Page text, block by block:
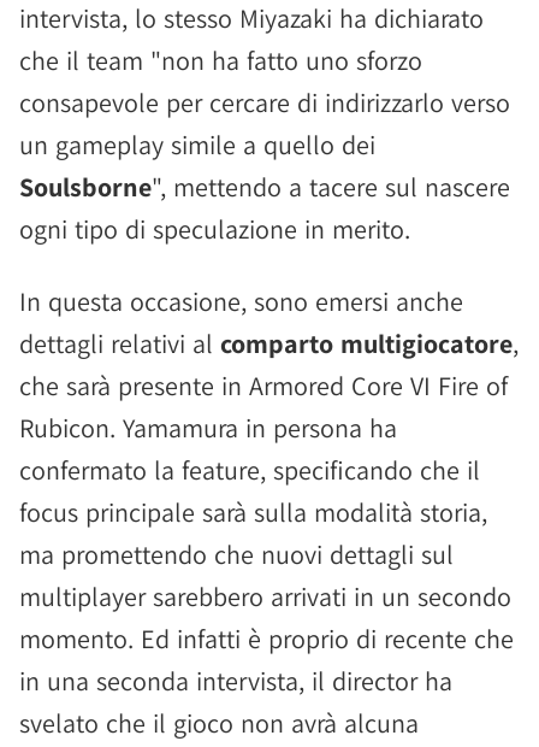
intervista, lo stesso Miyazaki ha dichiarato
che il team "non ha fatto uno sforzo
consapevole per cercare di indirizzarlo verso
un gameplay simile a quello dei
Soulsborne", mettendo a tacere sul nascere
ogni tipo di speculazione in merito.
In questa occasione, sono emersi anche
dettagli relativi al comparto multigiocatore,
che sarà presente in Armored Core VI Fire of
Rubicon. Yamamura in persona ha
confermato la feature, specificando che il
focus principale sarà sulla modalità storia,
ma promettendo che nuovi dettagli sul
multiplayer sarebbero arrivati in un secondo
momento. Ed infatti è proprio di recente che
in una seconda intervista, il director ha
svelato che il gioco non avrà alcuna